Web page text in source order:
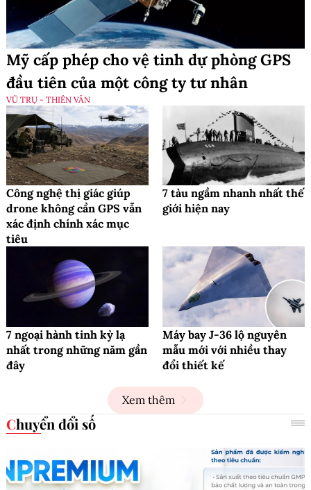
Mỹ cấp phép cho vệ tinh dự phòng GPS
đầu tiên của một công ty tư nhân
VŨ TRỤ - THIÊN VĂN
Công nghệ thị giác giúp
drone không cần GPS vẫn
xác định chính xác mục
tiêu
7 tàu ngầm nhanh nhất thế
giới hiện nay
7 ngoại hành tinh kỳ lạ
nhất trong những năm gần
đây
Máy bay J-36 lộ nguyên
mẫu mới với nhiều thay
đổi thiết kế
Xem thêm
Chuyển đổi số